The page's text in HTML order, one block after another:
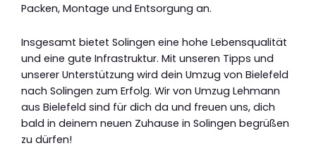
Packen, Montage und Entsorgung an.
Insgesamt bietet Solingen eine hohe Lebensqualität
und eine gute Infrastruktur. Mit unseren Tipps und
unserer Unterstützung wird dein Umzug von Bielefeld
nach Solingen zum Erfolg. Wir von Umzug Lehmann
aus Bielefeld sind für dich da und freuen uns, dich
bald in deinem neuen Zuhause in Solingen begrüßen
zu dürfen!